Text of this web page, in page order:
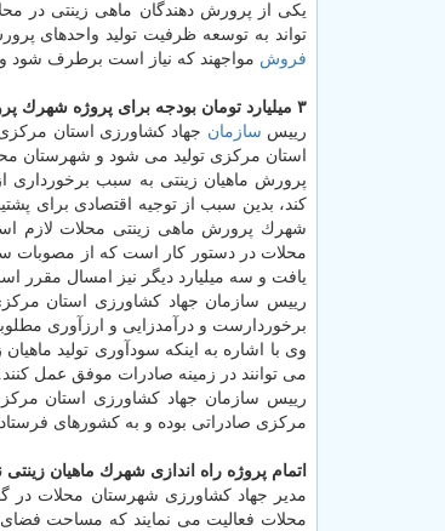
یكی از پرورش دهندگان ماهی زینتی در
تواند به توسعه ظرفیت تولید واحدهای
فروش مواجهند كه نیاز است برطرف شود
۳ میلیارد تومان بودجه برای پروژه شهرك پرورش ماهی زینتی لازم است
رییس سازمان
استان مركزی تولید می شود و شهرستان
پرورش ماهیان زینتی به سبب برخورداری
شهرك پرورش ماهی زینتی محلات لازم
یافت و سه میلیارد دیگر نیز امسال مقرر
رییس سازمان جهاد كشاورزی استان
برخوردارست و درآمدزایی و ارزآوری
وی با اشاره به اینكه سودآوری تولید
می توانند در زمینه صادرات موفق عمل
رییس سازمان جهاد كشاورزی استان
مركزی صادراتی بوده و به كشورهای
اتمام پروژه راه اندازی شهرك ماهیان زینتی